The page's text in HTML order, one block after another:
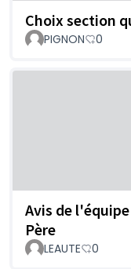
Choix section
PIGNON 0
Avis de
Père
LEAUTE 0